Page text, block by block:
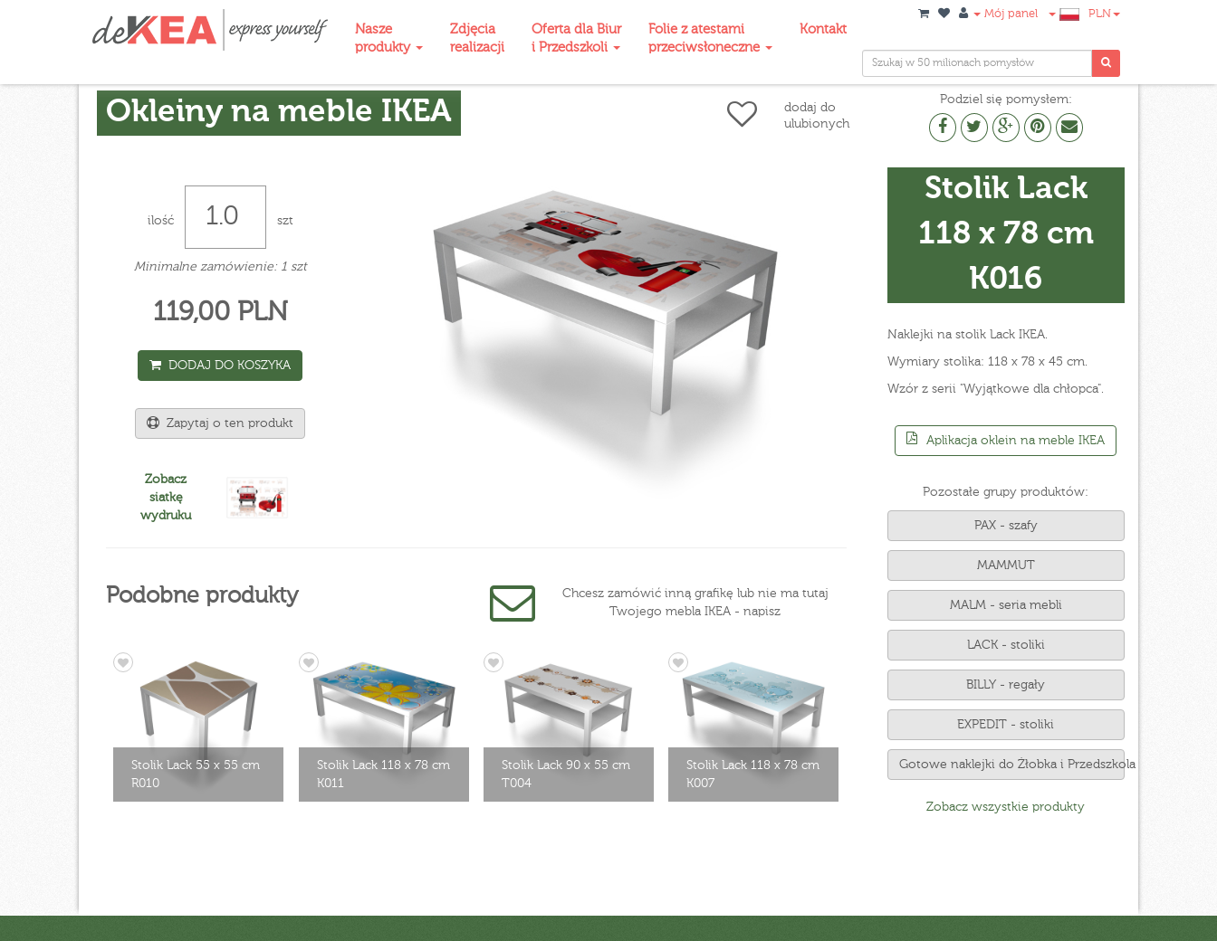
Nasze
produkty
Zdjęcia
realizacji
Oferta dla Biur
i Przedszkoli
Folie z atestami
przeciwsłoneczne
Kontakt
Mój panel PLN
Okleiny na meble IKEA
dodaj do
ulubionych
Podziel się pomysłem:
ilość szt
Minimalne zamówienie: 1 szt
119,00 PLN
DODAJ DO KOSZYKA
Zapytaj o ten produkt
Zobacz
siatkę
wydruku
Podobne produkty
Chcesz zamówić inną grafikę lub nie ma tutaj
Twojego mebla IKEA - napisz
Stolik Lack 55 x 55 cm
R010
Stolik Lack 118 x 78 cm
K011
Stolik Lack 90 x 55 cm
T004
Stolik Lack 118 x 78 cm
K007
Stolik Lack
118 x 78 cm
K016
Naklejki na stolik Lack IKEA.
Wymiary stolika: 118 x 78 x 45 cm.
Wzór z serii "Wyjątkowe dla chłopca".
Aplikacja oklein na meble IKEA
Pozostałe grupy produktów:
PAX - szafy
MAMMUT
MALM - seria mebli
LACK - stoliki
BILLY - regały
EXPEDIT - stoliki
Gotowe naklejki do Żłobka i Przedszkola
Zobacz wszystkie produkty